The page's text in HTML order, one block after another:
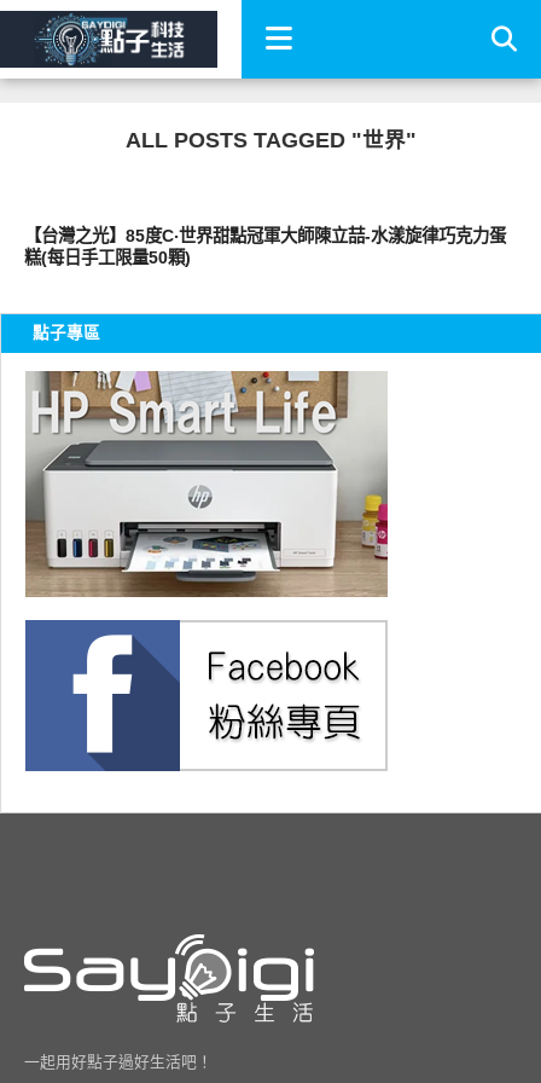
ALL POSTS TAGGED "世界"
【台灣之光】85度C‧世界甜點冠軍大師陳立喆-水漾旋律巧克力蛋
糕(每日手工限量50顆)
點子專區
一起用好點子過好生活吧！